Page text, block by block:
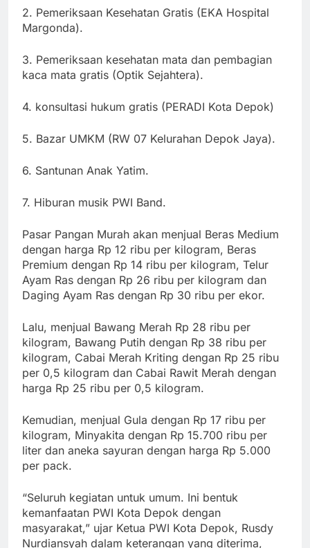
2. Pemeriksaan Kesehatan Gratis (EKA Hospital
Margonda).
3. Pemeriksaan kesehatan mata dan pembagian
kaca mata gratis (Optik Sejahtera).
4. konsultasi hukum gratis (PERADI Kota Depok)
5. Bazar UMKM (RW 07 Kelurahan Depok Jaya).
6. Santunan Anak Yatim.
7. Hiburan musik PWI Band.
Pasar Pangan Murah akan menjual Beras Medium
dengan harga Rp 12 ribu per kilogram, Beras
Premium dengan Rp 14 ribu per kilogram, Telur
Ayam Ras dengan Rp 26 ribu per kilogram dan
Daging Ayam Ras dengan Rp 30 ribu per ekor.
Lalu, menjual Bawang Merah Rp 28 ribu per
kilogram, Bawang Putih dengan Rp 38 ribu per
kilogram, Cabai Merah Kriting dengan Rp 25 ribu
per 0,5 kilogram dan Cabai Rawit Merah dengan
harga Rp 25 ribu per 0,5 kilogram.
Kemudian, menjual Gula dengan Rp 17 ribu per
kilogram, Minyakita dengan Rp 15.700 ribu per
liter dan aneka sayuran dengan harga Rp 5.000
per pack.
“Seluruh kegiatan untuk umum. Ini bentuk
kemanfaatan PWI Kota Depok dengan
masyarakat,” ujar Ketua PWI Kota Depok, Rusdy
Nurdiansyah dalam keterangan yang diterima,